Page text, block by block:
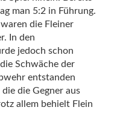
man 5:2 in Führung.
die Fleiner
In den
jedoch schon
Schwäche der
entstanden
die Gegner aus
allem behielt Flein